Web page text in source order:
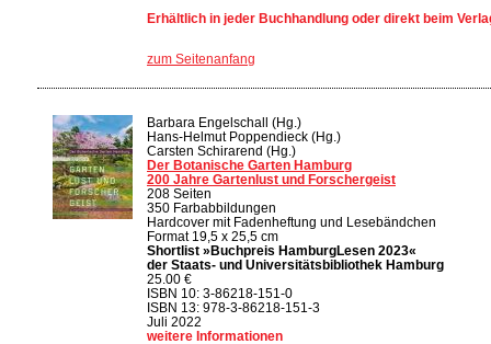
Erhältlich in jeder Buchhandlung oder direkt beim
zum Seitenanfang
Barbara Engelschall (Hg.)
Hans-Helmut Poppendieck (Hg.)
Carsten Schirarend (Hg.)
Der Botanische Garten Hamburg
200 Jahre Gartenlust und Forschergeist
208 Seiten
350 Farbabbildungen
Hardcover mit Fadenheftung und Lesebändchen
Format 19,5 x 25,5 cm
Shortlist »Buchpreis HamburgLesen 2023«
der Staats- und Universitätsbibliothek Hamburg
25.00 €
ISBN 10: 3-86218-151-0
ISBN 13: 978-3-86218-151-3
Juli 2022
weitere Informationen